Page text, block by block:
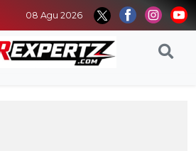
08 Agu 2026